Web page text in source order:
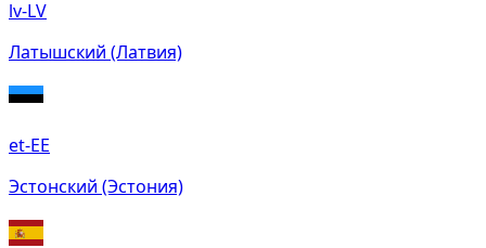
lv-LV
Латышский (Латвия)
et-EE
Эстонский (Эстония)